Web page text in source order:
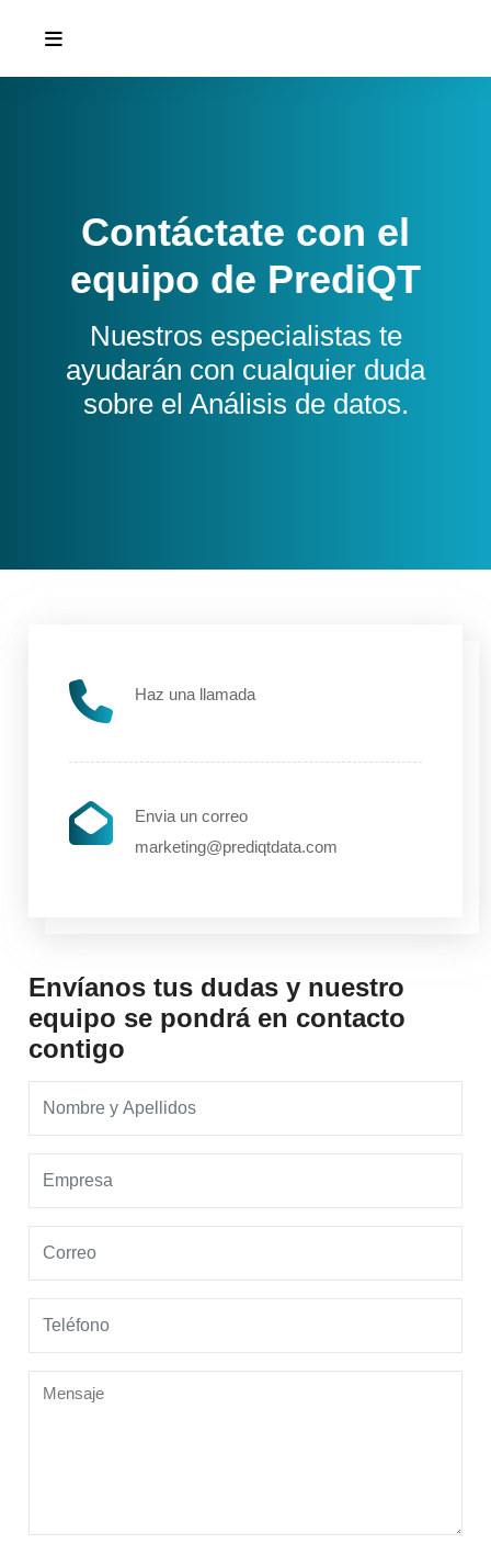
Contáctate con el
equipo de PrediQT
Nuestros especialistas te
ayudarán con cualquier duda
sobre el Análisis de datos.
Haz una llamada
Envia un correo
marketing@prediqtdata.com
Envíanos tus dudas y nuestro
equipo se pondrá en contacto
contigo